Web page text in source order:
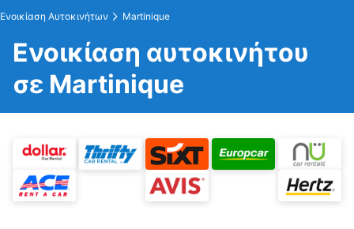
Ενοικίαση Αυτοκινήτων Martinique
Ενοικίαση αυτοκινήτου
σε Martinique